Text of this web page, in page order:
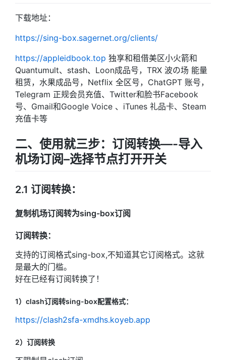
下载地址：
https://sing-box.sagernet.org/clients/
https://appleidbook.top 独享和租借美区小火箭和
Quantumult、stash、Loon成品号，TRX 波の场 能量
租赁，水果成品号，Netflix 全区号，ChatGPT 账号，
Telegram 正规会员充值、Twitter和脸书Facebook
号、Gmail和Google Voice 、iTunes 礼品卡、Steam
充值卡等
二、使用就三步：订阅转换—-导入
机场订阅–选择节点打开开关
2.1 订阅转换：
复制机场订阅转为sing-box订阅
订阅转换：
支持的订阅格式sing-box,不知道其它订阅格式。这就
是最大的门槛。
好在已经有订阅转换了！
1）clash订阅转sing-box配置格式：
https://clash2sfa-xmdhs.koyeb.app
2）订阅转换